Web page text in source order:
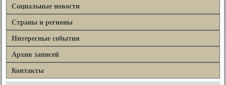
Социальные новости
Страны и регионы
Интересные события
Архив записей
Контакты